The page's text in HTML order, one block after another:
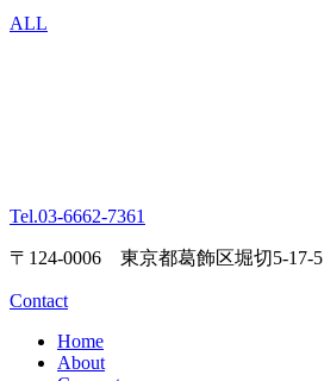
ALL
Tel.03-6662-7361
〒124-0006 東京都葛飾区堀切5-17-5
Contact
Home
About